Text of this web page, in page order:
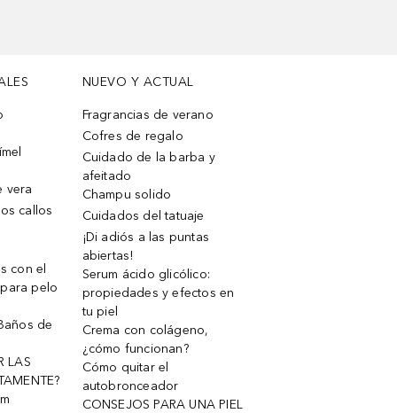
vera
callos
con el
pelo
de
LAS
NUEVO Y ACTUAL
Fragrancias de verano
Cofres de regalo
Cuidado de la barba y
afeitado
Champu solido
Cuidados del tatuaje
¡Di adiós a las puntas
abiertas!
Serum ácido glicólico:
propiedades y efectos en
tu piel
Crema con colágeno,
¿cómo funcionan?
Cómo quitar el
autobronceador
CONSEJOS PARA UNA PIEL